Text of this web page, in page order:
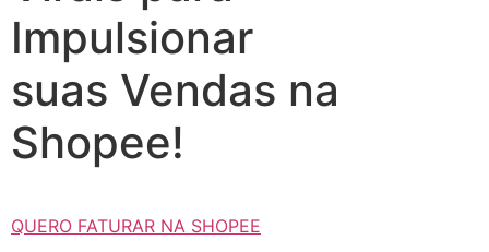
Impulsionar
suas Vendas na
Shopee!
QUERO FATURAR NA SHOPEE